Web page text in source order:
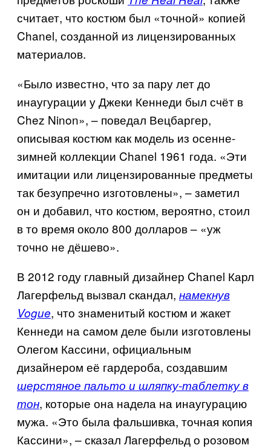
считает, что костюм был «точной» копией
Chanel, созданной из лицензированных
материалов.
«Было известно, что за пару лет до
инаугурации у Джеки Кеннеди был счёт в
Chez Ninon», – поведал Вецбаргер,
описывая костюм как модель из осенне-
зимней коллекции Chanel 1961 года. «Эти
имитации или лицензированные предметы
так безупречно изготовлены», – заметил
он и добавил, что костюм, вероятно, стоил
в то время около 800 долларов – «уж
точно не дёшево».
В 2012 году главный дизайнер Chanel Карл
Лагерфельд вызвал скандал, намекнув
Vogue, что знаменитый костюм и жакет
Кеннеди на самом деле были изготовлены
Олегом Кассини, официальным
дизайнером её гардероба, создавшим
шерстяное пальто и шляпку-таблетку в
тон, которые она надела на инаугурацию
мужа. «Это была фальшивка, точная копия
Кассини», – сказал Лагерфельд о розовом